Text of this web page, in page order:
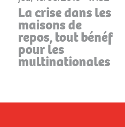
La crise dans les
maisons de
repos, tout bénéf
pour les
multinationales